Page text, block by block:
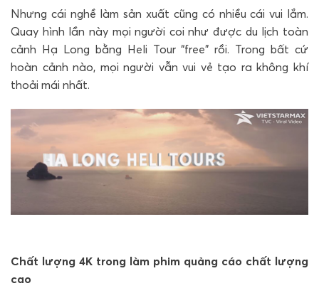
Nhưng cái nghề làm sản xuất cũng có nhiều cái vui lắm.
Quay hình lần này mọi người coi như được du lịch toàn
cảnh Hạ Long bằng Heli Tour “free” rồi. Trong bất cứ
hoàn cảnh nào, mọi người vẫn vui vẻ tạo ra không khí
thoải mái nhất.
Chất lượng 4K trong làm phim quảng cáo chất lượng
cao